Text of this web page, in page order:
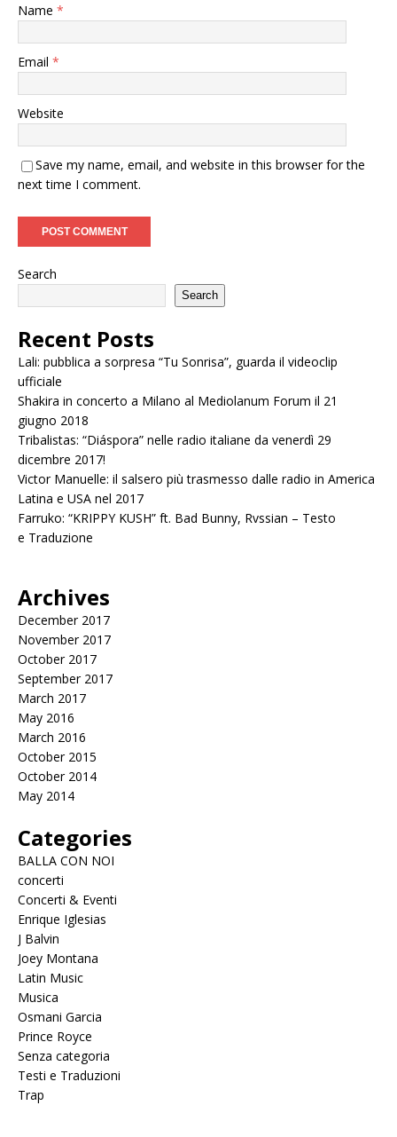
Name *
Email *
Website
Save my name, email, and website in this browser for the
next time I comment.
Search
Search
Recent Posts
Lali: pubblica a sorpresa “Tu Sonrisa”, guarda il videoclip
ufficiale
Shakira in concerto a Milano al Mediolanum Forum il 21
giugno 2018
Tribalistas: “Diáspora” nelle radio italiane da venerdì 29
dicembre 2017!
Victor Manuelle: il salsero più trasmesso dalle radio in America
Latina e USA nel 2017
Farruko: “KRIPPY KUSH” ft. Bad Bunny, Rvssian – Testo
e Traduzione
Archives
December 2017
November 2017
October 2017
September 2017
March 2017
May 2016
March 2016
October 2015
October 2014
May 2014
Categories
BALLA CON NOI
concerti
Concerti & Eventi
Enrique Iglesias
J Balvin
Joey Montana
Latin Music
Musica
Osmani Garcia
Prince Royce
Senza categoria
Testi e Traduzioni
Trap